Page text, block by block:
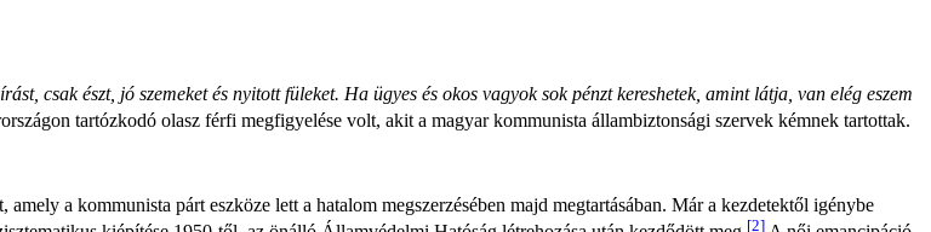
csak észt, jó szemeket és nyitott füleket. Ha ügyes és okos vagyok sok pénzt kereshetek, amint látja, van elég eszem
tartózkodó olasz férfi megfigyelése volt, akit a magyar kommunista állambiztonsági szervek kémnek tartottak.
a kommunista párt eszköze lett a hatalom megszerzésében majd megtartásában. Már a kezdetektől igénybe
[2]